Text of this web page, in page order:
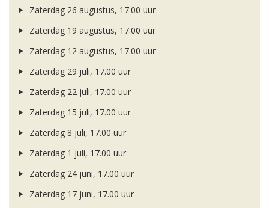
Zaterdag 26 augustus, 17.00 uur
Zaterdag 19 augustus, 17.00 uur
Zaterdag 12 augustus, 17.00 uur
Zaterdag 29 juli, 17.00 uur
Zaterdag 22 juli, 17.00 uur
Zaterdag 15 juli, 17.00 uur
Zaterdag 8 juli, 17.00 uur
Zaterdag 1 juli, 17.00 uur
Zaterdag 24 juni, 17.00 uur
Zaterdag 17 juni, 17.00 uur